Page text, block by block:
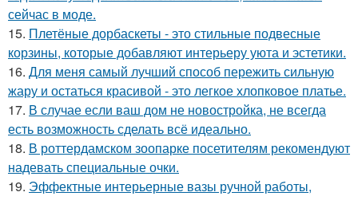
сейчас в моде.
15. Плетёные дорбаскеты - это стильные подвесные
корзины, которые добавляют интерьеру уюта и эстетики.
16. Для меня самый лучший способ пережить сильную
жару и остаться красивой - это легкое хлопковое платье.
17. В случае если ваш дом не новостройка, не всегда
есть возможность сделать всё идеально.
18. В роттердамском зоопарке посетителям рекомендуют
надевать специальные очки.
19. Эффектные интерьерные вазы ручной работы,